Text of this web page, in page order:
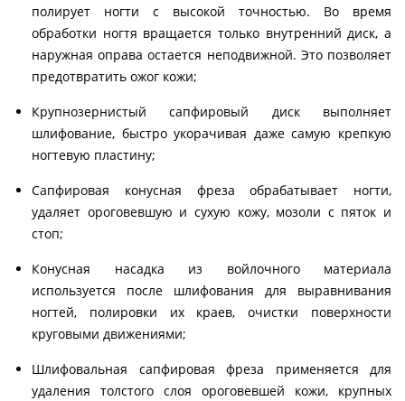
полирует ногти с высокой точностью. Во время
обработки ногтя вращается только внутренний диск, а
наружная оправа остается неподвижной. Это позволяет
предотвратить ожог кожи;
Крупнозернистый сапфировый диск выполняет
шлифование, быстро укорачивая даже самую крепкую
ногтевую пластину;
Сапфировая конусная фреза обрабатывает ногти,
удаляет ороговевшую и сухую кожу, мозоли с пяток и
стоп;
Конусная насадка из войлочного материала
используется после шлифования для выравнивания
ногтей, полировки их краев, очистки поверхности
круговыми движениями;
Шлифовальная сапфировая фреза применяется для
удаления толстого слоя ороговевшей кожи, крупных